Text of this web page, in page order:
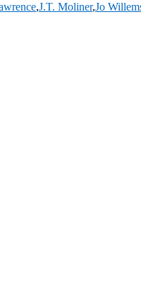
,J.T. Moliner,Jo